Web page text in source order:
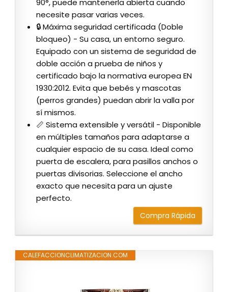
90°, puede mantenerla abierta cuando
necesite pasar varias veces.
🔒 Máxima seguridad certificada (Doble
bloqueo) - Su casa, un entorno seguro.
Equipado con un sistema de seguridad de
doble acción a prueba de niños y
certificado bajo la normativa europea EN
1930:2012. Evita que bebés y mascotas
(perros grandes) puedan abrir la valla por
sí mismos.
📏 Sistema extensible y versátil - Disponible
en múltiples tamaños para adaptarse a
cualquier espacio de su casa. Ideal como
puerta de escalera, para pasillos anchos o
puertas divisorias. Seleccione el ancho
exacto que necesita para un ajuste
perfecto.
Compra Rápida
CALEFACCIONCLIMATIZACION.COM